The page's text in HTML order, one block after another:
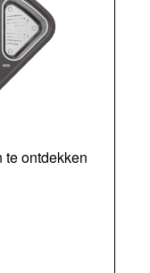
te ontdekken